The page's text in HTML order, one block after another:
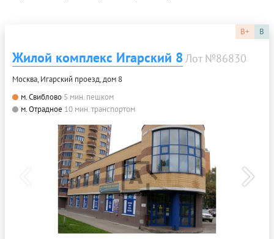
B+ B
Жилой комплекс Игарский 8Лот №86830
Москва, Игарский проезд, дом 8
м. Свиблово 5 мин. пешком
м. Отрадное 10 мин. транспортом